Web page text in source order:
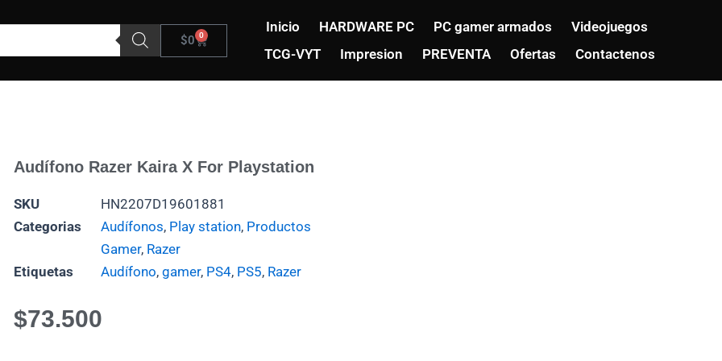
$0 0
Carrito
Inicio HARDWARE PC PC gamer armados
Videojuegos
TCG-VYT
Impresion PREVENTA Ofertas Contactenos
Audífono Razer Kaira X For Playstation
SKU
HN2207D19601881
Categorias
Audífonos, Play station, Productos
Gamer, Razer
Etiquetas
Audífono, gamer, PS4, PS5, Razer
$73.500